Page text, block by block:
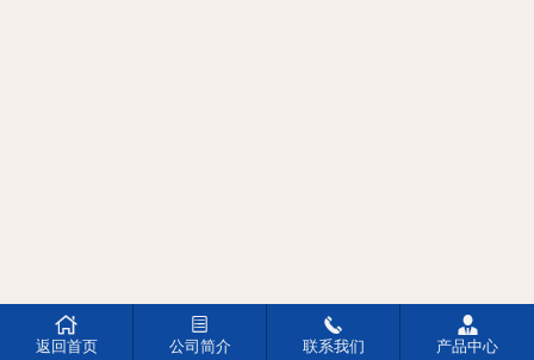

返回首页

公司简介

联系我们

产品中心